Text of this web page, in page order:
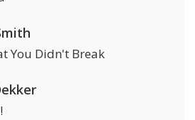
You Didn't Break